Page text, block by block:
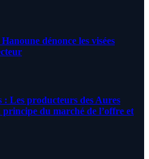
dénonce les visées
: Les producteurs des Aures
du marché de l’offre et